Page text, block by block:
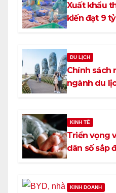
Xuất khẩu
kiến đạt 9
DU LỊCH
Chính sách
ngành du
KINH TẾ
Triển vọng
dân số sắp
KINH DOANH